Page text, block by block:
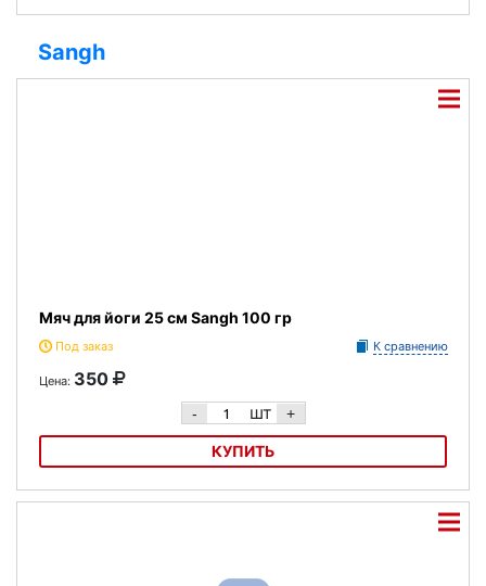
Sangh
Мяч для йоги 25 см Sangh 100 гр
Под заказ К сравнению
Цена: 350
- шт +
КУПИТЬ
Мяч для йоги 25 см Sangh 100 гр